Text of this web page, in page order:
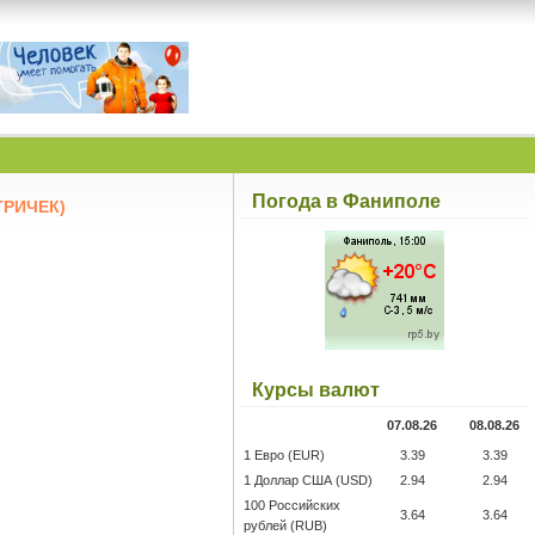
Погода в Фаниполе
Курсы валют
07.08.26 08.08.26
1 Евро (EUR) 3.39
3.39
1 Доллар США (USD)
2.94
2.94
100 Российских
рублей (RUB)
3.64 3.64